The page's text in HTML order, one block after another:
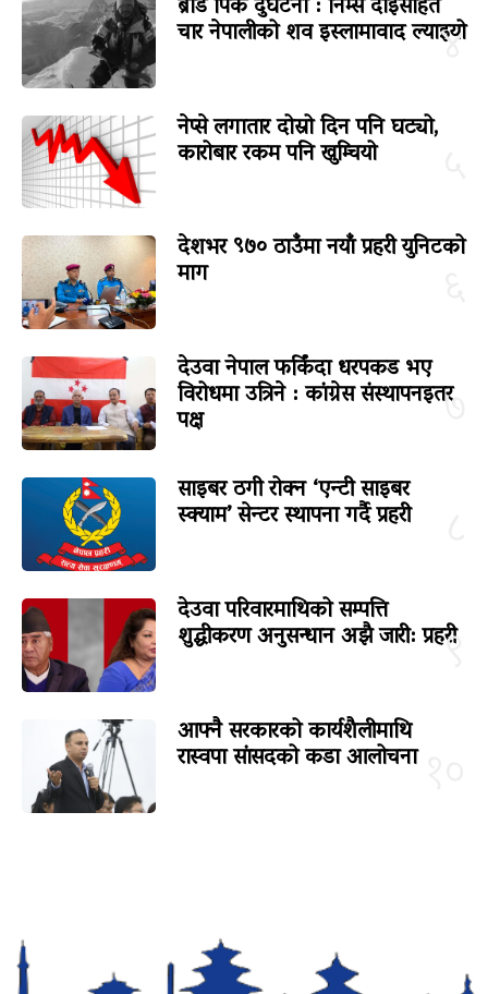
४
चार नेपालीको शव इस्लामावाद ल्याइयो
नेप्से लगातार दोस्रो दिन पनि घट्यो,
कारोबार रकम पनि खुम्चियो
देशभर ९७० ठाउँमा नयाँ प्रहरी युनिटको
माग
७
देउवा नेपाल फर्किंदा धरपकड भए
विरोधमा उत्रिने : कांग्रेस संस्थापनइतर
पक्ष
साइबर ठगी रोक्न ‘एन्टी साइबर
स्क्याम’ सेन्टर स्थापना गर्दै प्रहरी
९
देउवा परिवारमाथिको सम्पत्ति
शुद्धीकरण अनुसन्धान अझै जारी: प्रहरी
आफ्नै सरकारको कार्यशैलीमाथि
रास्वपा सांसदको कडा आलोचना